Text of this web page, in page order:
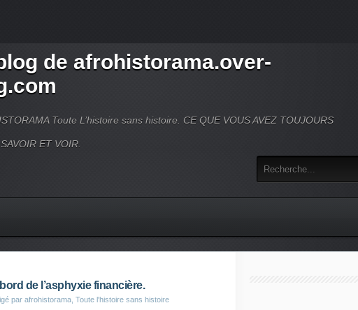
de afrohistorama.over-
Toute L’histoire sans histoire. CE QUE VOUS AVEZ TOUJOURS
ET VOIR.
de l’asphyxie financière.
par afrohistorama, Toute l'histoire sans histoire